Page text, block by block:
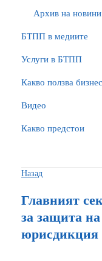
Архив на новини
БTПП в медиите
Услуги в БТПП
Какво ползва
Видео
Какво предстои
Назад
Главният
за защита
юрисдикция